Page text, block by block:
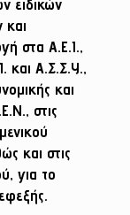
ειδικών
στα Α.Ε.Ι.,
και Α.Σ.Σ.Υ.,
και
στις
και στις
για το